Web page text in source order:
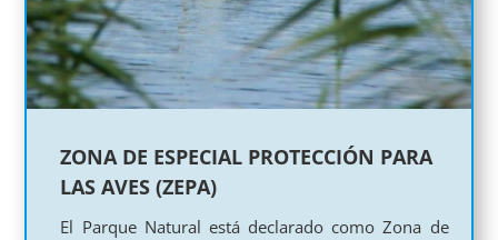
ZONA DE ESPECIAL PROTECCIÓN PARA
LAS AVES (ZEPA)
El Parque Natural está declarado como Zona de